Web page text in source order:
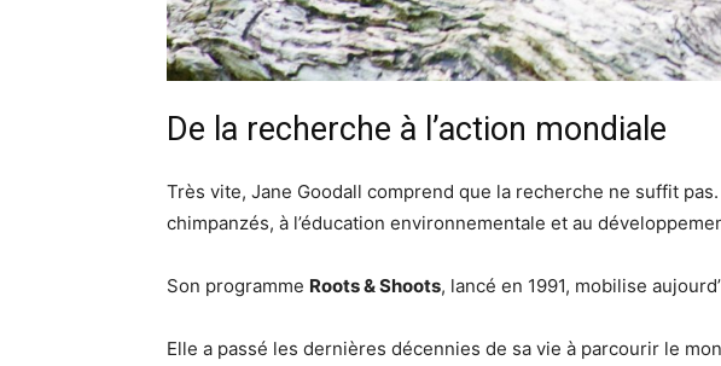
De la recherche à l’action mondiale
Très vite, Jane Goodall comprend que la recherche ne suffit
chimpanzés, à l’éducation environnementale et au
Son programme Roots & Shoots, lancé en 1991, mobilise
Elle a passé les dernières décennies de sa vie à parcourir le